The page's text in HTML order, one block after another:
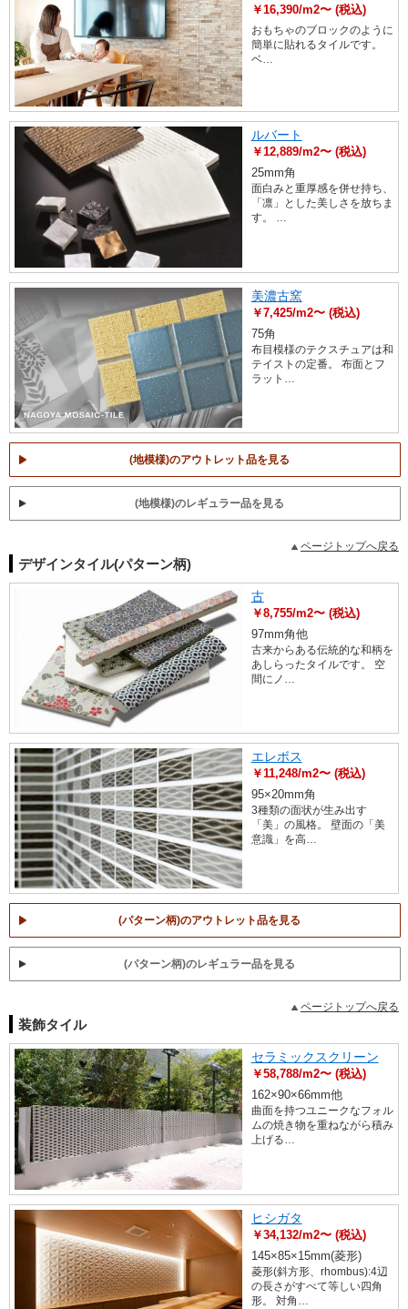
￥16,390/m2〜 (税込)
おもちゃのブロックのように
簡単に貼れるタイルです。
ベ…
ルバート
￥12,889/m2〜 (税込)
25mm角
面白みと重厚感を併せ持ち、
「凛」とした美しさを放ちま
す。 …
美濃古窯
￥7,425/m2〜 (税込)
75角
布目模様のテクスチュアは和
テイストの定番。 布面とフ
ラット…
(地模様)のアウトレット品を見る
(地模様)のレギュラー品を見る
ページトップへ戻る
デザインタイル(パターン柄)
古
￥8,755/m2〜 (税込)
97mm角他
古来からある伝統的な和柄を
あしらったタイルです。 空
間にノ…
エレボス
￥11,248/m2〜 (税込)
95×20mm角
3種類の面状が生み出す
「美」の風格。 壁面の「美
意識」を高…
(パターン柄)のアウトレット品を見る
(パターン柄)のレギュラー品を見る
ページトップへ戻る
装飾タイル
セラミックスクリーン
￥58,788/m2〜 (税込)
162×90×66mm他
曲面を持つユニークなフォル
ムの焼き物を重ねながら積み
上げる…
ヒシガタ
￥34,132/m2〜 (税込)
145×85×15mm(菱形)
菱形(斜方形、rhombus):4辺
の長さがすべて等しい四角
形。 対角…